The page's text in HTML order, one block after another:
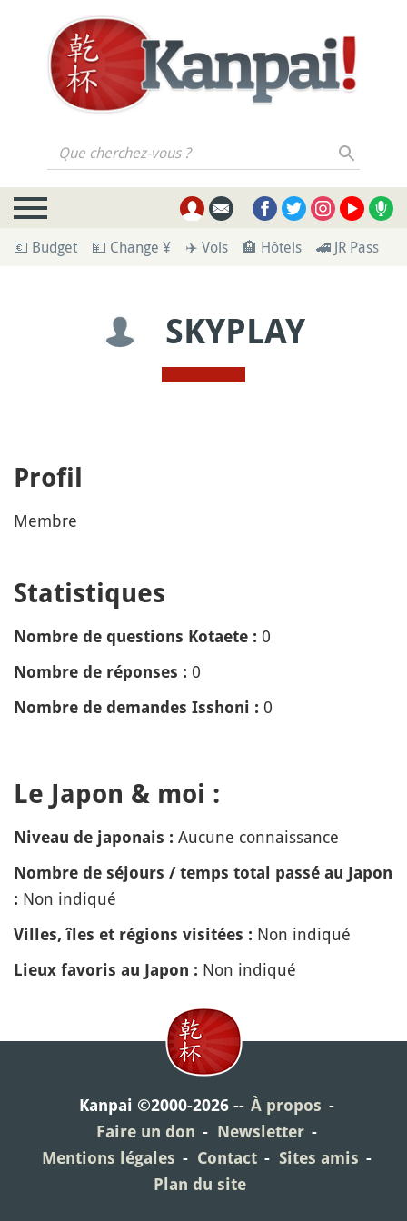
Que cherchez-vous ?
💶 Budget 💴 Change ¥ ✈️ Vols 🏨 Hôtels 🚄 JR Pass
SKYPLAY
Profil
Membre
Statistiques
Nombre de questions Kotaete : 0
Nombre de réponses : 0
Nombre de demandes Isshoni : 0
Le Japon & moi :
Niveau de japonais : Aucune connaissance
Nombre de séjours / temps total passé au Japon
: Non indiqué
Villes, îles et régions visitées : Non indiqué
Lieux favoris au Japon : Non indiqué
Kanpai ©2000-2026
À propos
Faire un don
Newsletter
Mentions légales
Contact
Sites amis
Plan du site